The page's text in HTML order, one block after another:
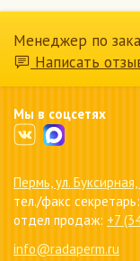
Менеджер по
Написать
Мы в соцсетях
Пермь, ул.
тел./факс секретарь:
отдел продаж: +7
info@radaperm.ru